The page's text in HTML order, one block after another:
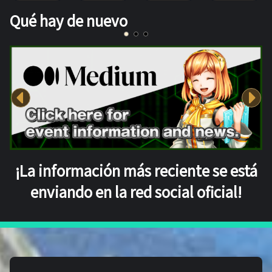
Qué hay de nuevo
¡La información más reciente se está
enviando en la red social oficial!